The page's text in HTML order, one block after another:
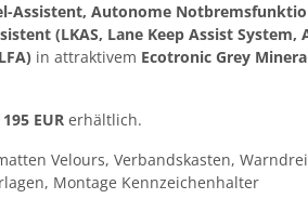
Assistent, Autonome
(LKAS, Lane Keep Assist
in attraktivem Ecotronic Grey
195 EUR erhältlich.
Velours, Verbandskasten,
Montage Kennzeichenhalter